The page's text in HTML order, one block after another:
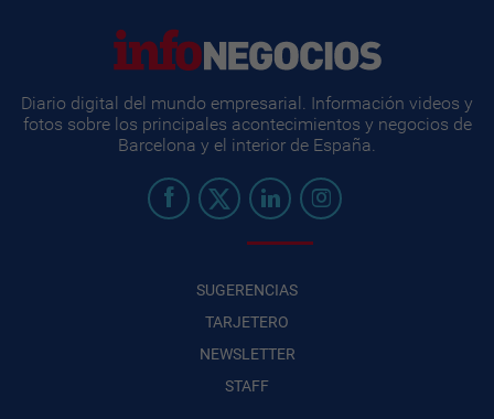
Diario digital del mundo empresarial. Información videos y
fotos sobre los principales acontecimientos y negocios de
Barcelona y el interior de España.
SUGERENCIAS
TARJETERO
NEWSLETTER
STAFF